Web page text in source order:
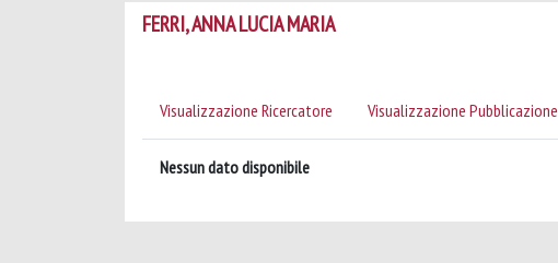
FERRI, ANNA LUCIA MARIA
Visualizzazione Ricercatore Visualizzazione Pubblicazione
Nessun dato disponibile